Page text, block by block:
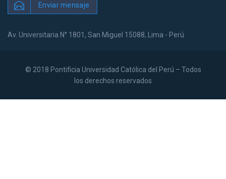
Enviar mensaje
Av. Universitaria N° 1801, San Miguel 15088, Lima - Perú
© 2018 Pontificia Universidad Católica del Perú – Todos
los derechos reservados